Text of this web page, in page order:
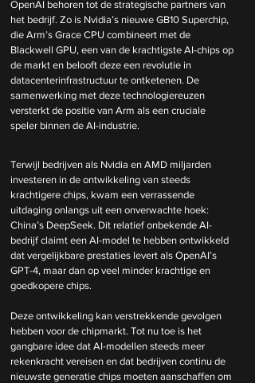
OpenAI behoren tot de strategische partners van
het bedrijf. Zo is Nvidia’s nieuwe GB10 Superchip,
die Arm’s Grace CPU combineert met de
Blackwell GPU, een van de krachtigste AI-chips op
de markt en belooft deze een revolutie in
datacenterinfrastructuur te ontketenen. De
samenwerking met deze technologiereuzen
versterkt de positie van Arm als een cruciale
speler binnen de AI-industrie.
Terwijl bedrijven als Nvidia en AMD miljarden
investeren in de ontwikkeling van steeds
krachtigere chips, kwam een verrassende
uitdaging onlangs uit een onverwachte hoek:
China’s DeepSeek. Dit relatief onbekende AI-
bedrijf claimt een AI-model te hebben ontwikkeld
dat vergelijkbare prestaties levert als OpenAI’s
GPT-4, maar dan op veel minder krachtige en
goedkopere chips.
Deze ontwikkeling kan verstrekkende gevolgen
hebben voor de chipmarkt. Tot nu toe is het
gangbare idee dat AI-modellen steeds meer
rekenkracht vereisen en dat bedrijven continu de
nieuwste generatie chips moeten aanschaffen om